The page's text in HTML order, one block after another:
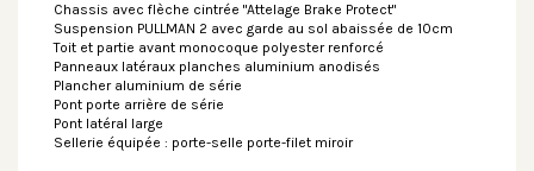
Chassis avec flèche cintrée "Attelage Brake Protect"
Suspension PULLMAN 2 avec garde au sol abaissée de 10cm
Toit et partie avant monocoque polyester renforcé
Panneaux latéraux planches aluminium anodisés
Plancher aluminium de série
Pont porte arrière de série
Pont latéral large
Sellerie équipée : porte-selle porte-filet miroir